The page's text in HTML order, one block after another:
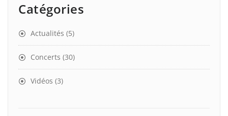
Catégories
Actualités (5)
Concerts (30)
Vidéos (3)